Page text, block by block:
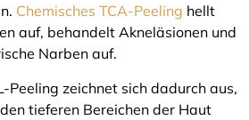
Chemisches TCA-Peeling hellt
auf, behandelt Akneläsionen und
Narben auf.
Peeling zeichnet sich dadurch aus,
tieferen Bereichen der Haut